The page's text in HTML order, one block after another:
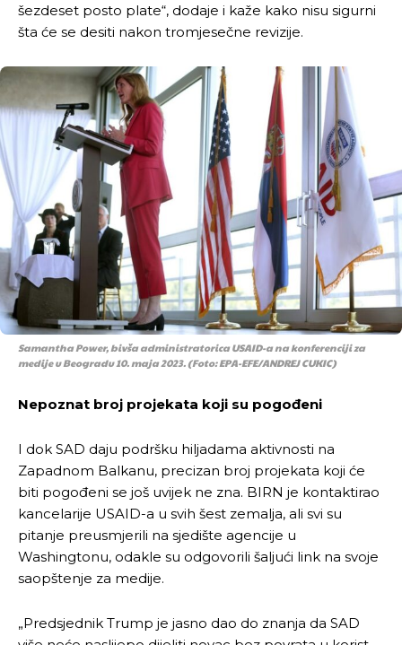
šezdeset posto plate“, dodaje i kaže kako nisu sigurni
šta će se desiti nakon tromjesečne revizije.
Samantha Power, bivša administratorica USAID-a na konferenciji za
medije u Beogradu 10. maja 2023. (Foto: EPA-EFE/ANDREJ CUKIC)
Nepoznat broj projekata koji su pogođeni
I dok SAD daju podršku hiljadama aktivnosti na
Zapadnom Balkanu, precizan broj projekata koji će
biti pogođeni se još uvijek ne zna. BIRN je kontaktirao
kancelarije USAID-a u svih šest zemalja, ali svi su
pitanje preusmjerili na sjedište agencije u
Washingtonu, odakle su odgovorili šaljući link na svoje
saopštenje za medije.
„Predsjednik Trump je jasno dao do znanja da SAD